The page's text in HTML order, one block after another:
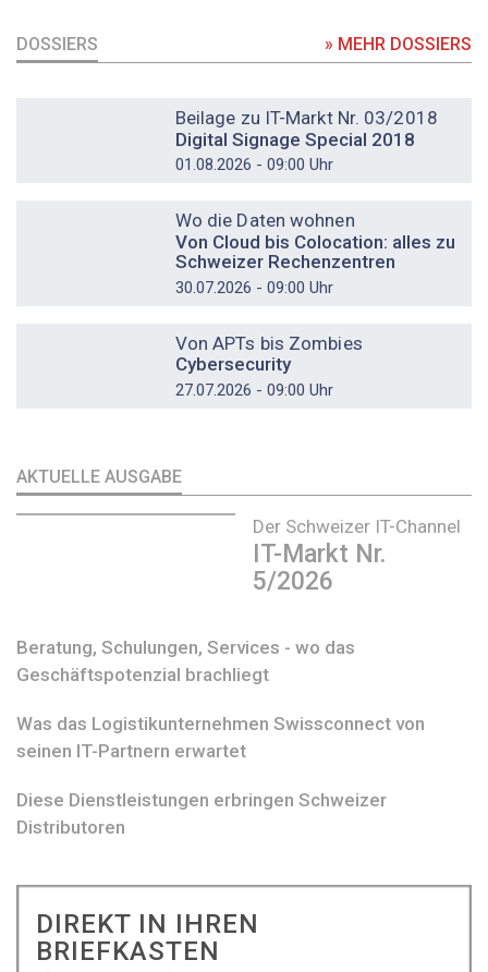
DOSSIERS » MEHR DOSSIERS
Beilage zu IT-Markt Nr. 03/2018
Digital Signage Special 2018
01.08.2026 - 09:00 Uhr
Wo die Daten wohnen
Von Cloud bis Colocation: alles zu
Schweizer Rechenzentren
30.07.2026 - 09:00 Uhr
Von APTs bis Zombies
Cybersecurity
27.07.2026 - 09:00 Uhr
AKTUELLE AUSGABE
Der Schweizer IT-Channel
IT-Markt Nr.
5/2026
Beratung, Schulungen, Services - wo das
Geschäftspotenzial brachliegt
Was das Logistikunternehmen Swissconnect von
seinen IT-Partnern erwartet
Diese Dienstleistungen erbringen Schweizer
Distributoren
DIREKT IN IHREN
BRIEFKASTEN